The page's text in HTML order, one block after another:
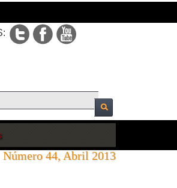
Número 44, Abril 2013